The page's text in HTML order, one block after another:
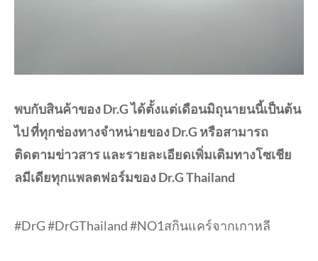
พบกับสินค้าของ Dr.G ได้ตั้งแต่เดือนมิถุนายนนี้เป็นต้น
ไป ที่ทุกช่องทางจำหน่ายของ Dr.G หรือสามารถ
ติดตามข่าวสาร และรายละเอียดเพิ่มเติมทางโซเชีย
ลมีเดียทุกแพลตฟอร์มของ Dr.G Thailand
#DrG #DrGThailand #NO1สกินแคร์จากเกาหลี